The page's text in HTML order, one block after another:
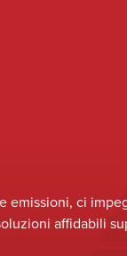
emissioni, ci
affidabili